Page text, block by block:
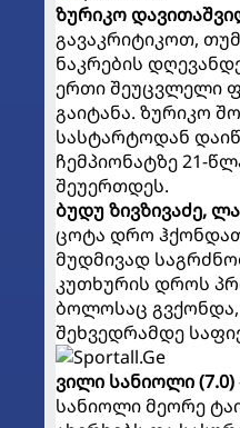
ზურიკო
გავაკრიტიკოთ,
ნაკრების
ერთი შეუცვლელი
გაიტანა. ზურიკო
სასტარტოდან
ჩემპიონატზე 21-
შეუერთდეს.
ბუდუ ზივზივაძე,
ცოტა დრო
მუდმივად
კუთხურის დროს
ბოლოსაც
შეხვედრამდე
ვილი სანიოლი (7.0)
სანიოლი მეორე